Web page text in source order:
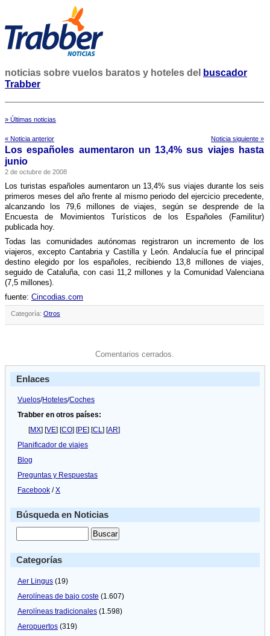
noticias sobre vuelos baratos y hoteles del
buscador
Trabber
» Últimas noticias
« Noticia anterior Noticia siguiente »
Los españoles aumentaron un 13,4% sus viajes hasta
junio
2 de octubre de 2008
Los turistas españoles aumentaron un 13,4% sus viajes durante los seis
primeros meses del año frente al mismo periodo del ejercicio precedente,
alcanzando los 79,6 millones de viajes, según se desprende de la
Encuesta de Movimientos Turí­sticos de los Españoles (Familitur)
publicada hoy.
Todas las comunidades autónomas registraron un incremento de los
viajeros, excepto Cantabria y Castilla y León. Andalucí­a fue el principal
destino elegido por los españoles, recibiendo 13,8 millones de viajes,
seguido de Cataluña, con casi 11,2 millones y la Comunidad Valenciana
(7,5 millones).
fuente: Cincodias.com
Categoría: Otros
Comentarios cerrados.
Enlaces
Vuelos/Hoteles/Coches
Trabber en otros países:
[MX] [VE] [CO] [PE] [CL] [AR]
Planificador de viajes
Blog
Preguntas y Respuestas
Facebook /X
Búsqueda en Noticias
Categorías
Aer Lingus (19)
Aerolíneas de bajo coste (1.607)
Aerolíneas tradicionales (1.598)
Aeropuertos (319)